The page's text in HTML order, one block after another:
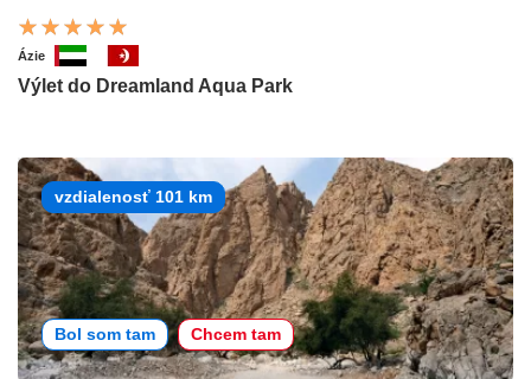
Ázie
Výlet do Dreamland Aqua Park
vzdialenosť 101 km
Bol som tam Chcem tam